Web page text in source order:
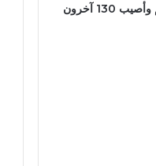
قليل، أن 12 شخصا لقوا مصرعهم وأصيب 130 آخرون